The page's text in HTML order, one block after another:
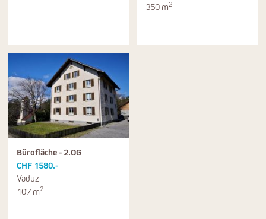
350 m2
Bürofläche - 2.OG
CHF 1580.-
Vaduz
107 m2